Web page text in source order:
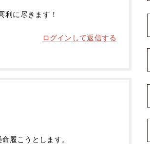
利に尽きます！
ログインして返信する
履こうとします。